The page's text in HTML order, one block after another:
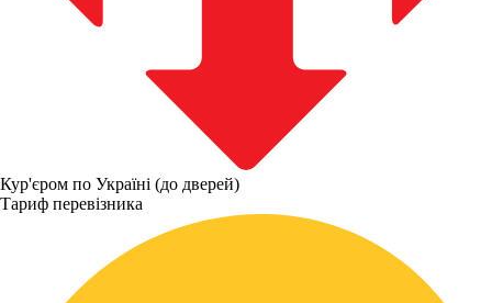
Кур'єром по Україні (до дверей)
Тариф перевізника